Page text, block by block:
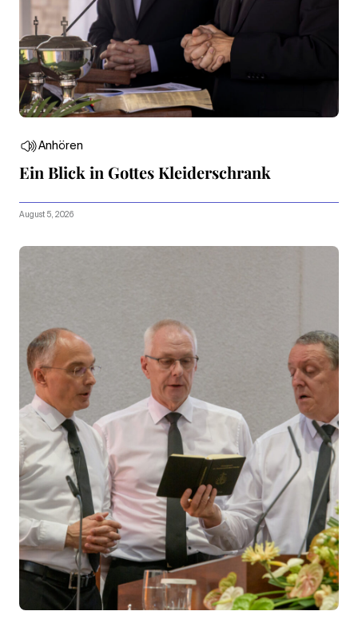
Anhören
Ein Blick in Gottes Kleiderschrank
August 5, 2026